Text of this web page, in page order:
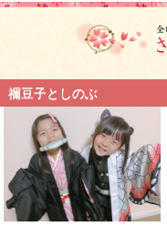
禰豆子としのぶ